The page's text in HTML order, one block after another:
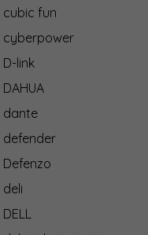
cubic fun
cyberpower
D-link
DAHUA
dante
defender
Defenzo
deli
DELL